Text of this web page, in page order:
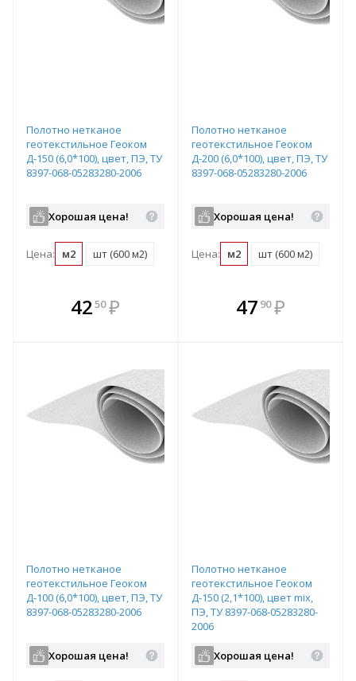
Полотно нетканое
геотекстильное Геоком
Д-150 (6,0*100), цвет, ПЭ, ТУ
8397-068-05283280-2006
Хорошая цена!
Цена: м2 шт (600 м2)
4250 ₽
В комплекте
всегда выгоднее!
Полотно нетканое
геотекстильное Геоком
Д-200 (6,0*100), цвет, ПЭ, ТУ
8397-068-05283280-2006
Хорошая цена!
Цена: м2 шт (600 м2)
В комплекте
всегда выгоднее!
47 90 ₽
Полотно нетканое
геотекстильное Геоком
Д-100 (6,0*100), цвет, ПЭ, ТУ
8397-068-05283280-2006
Хорошая цена!
Полотно нетканое
геотекстильное Геоком
Д-150 (2,1*100), цвет mix,
ПЭ, ТУ 8397-068-05283280-
2006
Хорошая цена!